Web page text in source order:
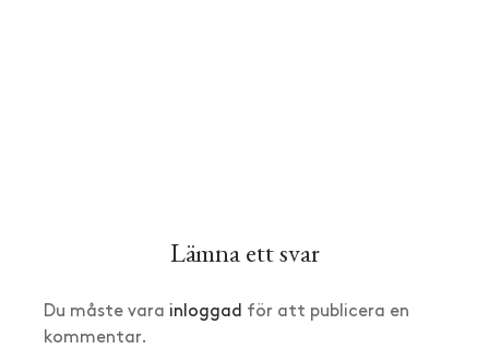
Lämna ett svar
Du måste vara inloggad för att publicera en
kommentar.